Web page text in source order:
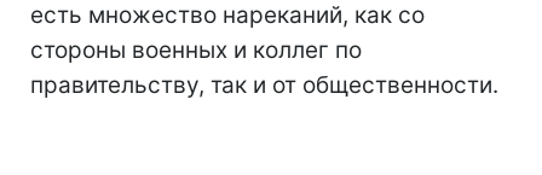
есть множество нареканий, как со
стороны военных и коллег по
правительству, так и от общественности.